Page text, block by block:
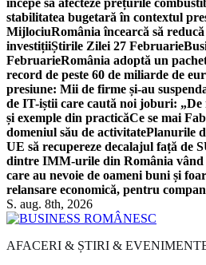
începe să afecteze prețurile
stabilitatea bugetară în contextul
MijlociuRomânia încearcă să
investițiiȘtirile Zilei 27 Februarie
FebruarieRomânia adoptă un
record de peste 60 de miliarde de
presiune: Mii de firme și-au
de IT-iștii care caută noi joburi:
și exemple din practicăCe se mai
domeniul său de activitatePlanurile
UE să recupereze decalajul față de
dintre IMM-urile din România vând
care au nevoie de oameni buni și
relansare economică, pentru
S. aug. 8th, 2026
AFACERI & ȘTIRI &